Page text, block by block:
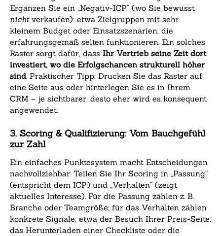
Ergänzen Sie ein „Negativ-ICP“ (wo Sie bewusst
nichtverkaufen): etwa Zielgruppen mit sehr
kleinem Budget oder Einsatzszenarien, die
erfahrungsgemäß selten funktionieren. Ein solches
Raster sorgt dafür, dass Ihr Vertrieb seine Zeit dort
investiert, wo die Erfolgschancen strukturell höher
sind. Praktischer Tipp: Drucken Sie das Raster auf
eine Seite aus oder hinterlegen Sie es in Ihrem
CRM – je sichtbarer, desto eher wird es konsequent
angewendet.
3. Scoring & Qualifizierung: Vom Bauchgefühl
zur Zahl
Ein einfaches Punktesystem macht Entscheidungen
nachvollziehbar. Teilen Sie Ihr Scoring in „Passung“
(entspricht dem ICP) und „Verhalten“ (zeigt
aktuelles Interesse). Für die Passung zählen z. B.
Branche oder Teamgröße; für das Verhalten zählen
konkrete Signale, etwa der Besuch Ihrer Preis-Seite,
das Herunterladen einer Checkliste oder die